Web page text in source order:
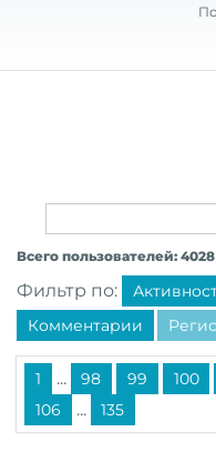
Всего пользователей: 4028
Фильтр по:
Комментарии
1 ... 98 99 100
106
... 135